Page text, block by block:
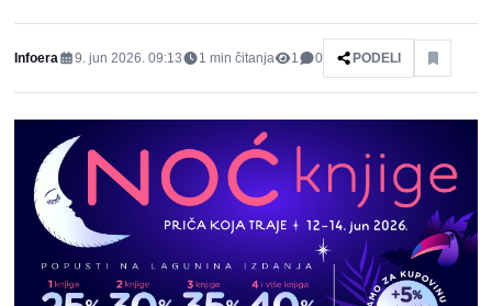
Infoera 9. jun 2026. 09:13 1 min čitanja 1 0 PODELI